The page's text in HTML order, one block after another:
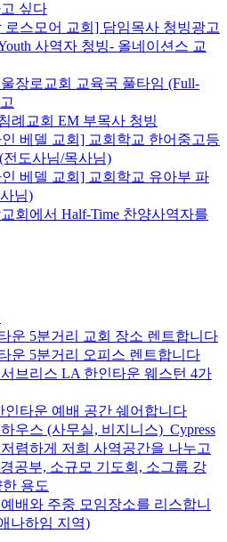
싶다
로스모어 교회] 담임목사 청빙광고
사역자 청빙- 올네이션스 교
장로교회 교육국 풀타임 (Full-
례교회 EM 부목사 청빙
베델 교회] 교회학교 한어중고등
도사님/목사님)
베델 교회] 교회학교 유아부 파
님)
회에서 Half-Time 찬양사역자를
운 5분거리 교회 장소 렌트합니다
운 5분거리 오피스 렌트합니다
브리스 LA 한인타운 웨스턴 4가
인타운 예배 공간 쉐어합니다
우스 (사무실, 비지니스)_Cypress
렴하게 저희 사역공간을 나누고
공부, 소규모 기도회, 소그룹 강
용도
배와 주중 모임장소를 리스합니
나하임 지역)